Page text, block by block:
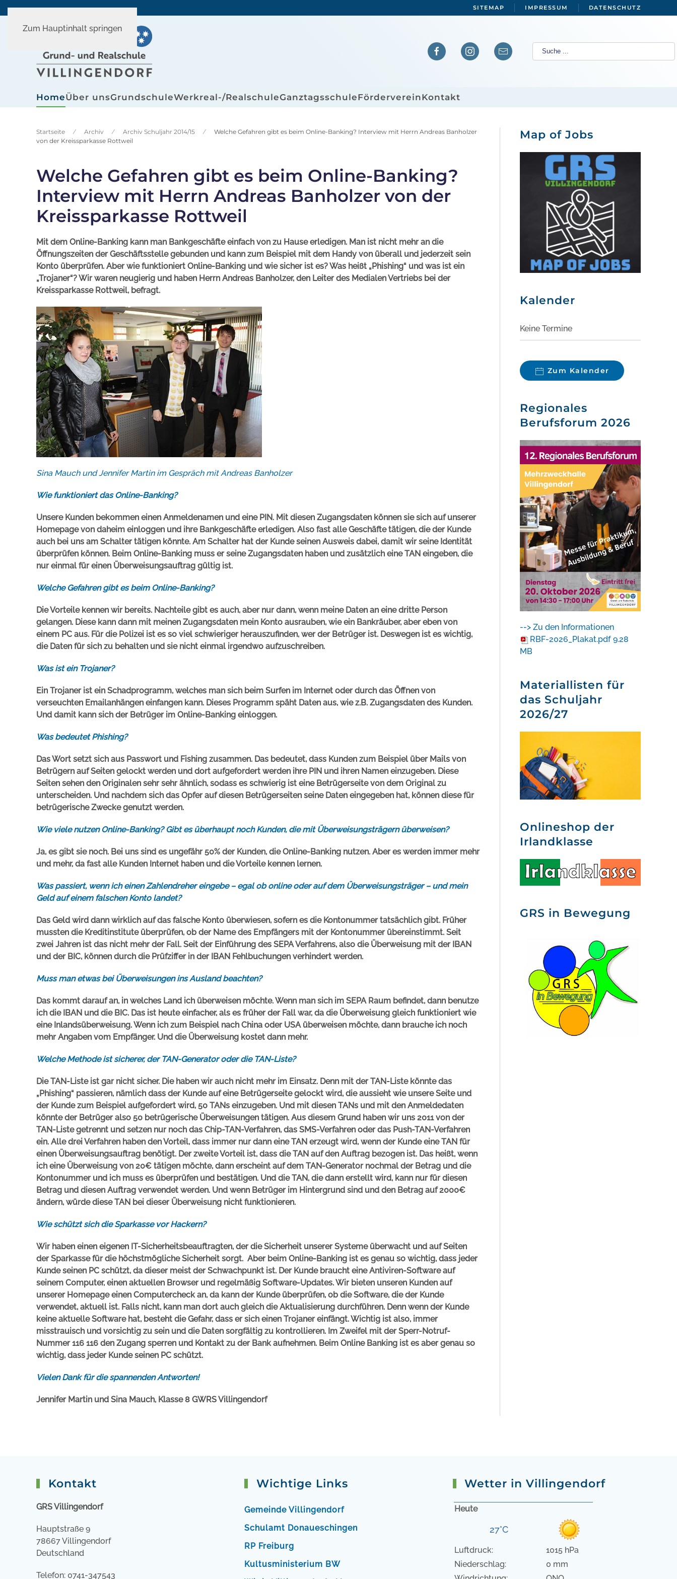
Zum Hauptinhalt springen
SITEMAP IMPRESSUM DATENSCHUTZ
HomeÜber unsGrundschuleWerkreal-/RealschuleGanztagsschuleFördervereinKontakt
Startseite Archiv Archiv Schuljahr 2014/15
Welche Gefahren gibt es beim Online-Banking? Interview mit Herrn Andreas Banholzer
von der Kreissparkasse Rottweil
Welche Gefahren gibt es beim Online-Banking?
Interview mit Herrn Andreas Banholzer von der
Kreissparkasse Rottweil
Mit dem Online-Banking kann man Bankgeschäfte einfach von zu Hause erledigen. Man ist nicht mehr an die
Öffnungszeiten der Geschäftsstelle gebunden und kann zum Beispiel mit dem Handy von überall und jederzeit sein
Konto überprüfen. Aber wie funktioniert Online-Banking und wie sicher ist es? Was heißt „Phishing“ und was ist ein
„Trojaner“? Wir waren neugierig und haben Herrn Andreas Banholzer, den Leiter des Medialen Vertriebs bei der
Kreissparkasse Rottweil, befragt.
Sina Mauch und Jennifer Martin im Gespräch mit Andreas Banholzer
Wie funktioniert das Online-Banking?
Unsere Kunden bekommen einen Anmeldenamen und eine PIN. Mit diesen Zugangsdaten können sie sich auf unserer
Homepage von daheim einloggen und ihre Bankgeschäfte erledigen. Also fast alle Geschäfte tätigen, die der Kunde
auch bei uns am Schalter tätigen könnte. Am Schalter hat der Kunde seinen Ausweis dabei, damit wir seine Identität
überprüfen können. Beim Online-Banking muss er seine Zugangsdaten haben und zusätzlich eine TAN eingeben, die
nur einmal für einen Überweisungsauftrag gültig ist.
Welche Gefahren gibt es beim Online-Banking?
Die Vorteile kennen wir bereits. Nachteile gibt es auch, aber nur dann, wenn meine Daten an eine dritte Person
gelangen. Diese kann dann mit meinen Zugangsdaten mein Konto ausrauben, wie ein Bankräuber, aber eben von
einem PC aus. Für die Polizei ist es so viel schwieriger herauszufinden, wer der Betrüger ist. Deswegen ist es wichtig,
die Daten für sich zu behalten und sie nicht einmal irgendwo aufzuschreiben.
Was ist ein Trojaner?
Ein Trojaner ist ein Schadprogramm, welches man sich beim Surfen im Internet oder durch das Öffnen von
verseuchten Emailanhängen einfangen kann. Dieses Programm späht Daten aus, wie z.B. Zugangsdaten des Kunden.
Und damit kann sich der Betrüger im Online-Banking einloggen.
Was bedeutet Phishing?
Das Wort setzt sich aus Passwort und Fishing zusammen. Das bedeutet, dass Kunden zum Beispiel über Mails von
Betrügern auf Seiten gelockt werden und dort aufgefordert werden ihre PIN und ihren Namen einzugeben. Diese
Seiten sehen den Originalen sehr sehr ähnlich, sodass es schwierig ist eine Betrügerseite von dem Original zu
unterscheiden. Und nachdem sich das Opfer auf diesen Betrügerseiten seine Daten eingegeben hat, können diese für
betrügerische Zwecke genutzt werden.
Wie viele nutzen Online-Banking? Gibt es überhaupt noch Kunden, die mit Überweisungsträgern überweisen?
Ja, es gibt sie noch. Bei uns sind es ungefähr 50% der Kunden, die Online-Banking nutzen. Aber es werden immer mehr
und mehr, da fast alle Kunden Internet haben und die Vorteile kennen lernen.
Was passiert, wenn ich einen Zahlendreher eingebe – egal ob online oder auf dem Überweisungsträger – und mein
Geld auf einem falschen Konto landet?
Das Geld wird dann wirklich auf das falsche Konto überwiesen, sofern es die Kontonummer tatsächlich gibt. Früher
mussten die Kreditinstitute überprüfen, ob der Name des Empfängers mit der Kontonummer übereinstimmt. Seit
zwei Jahren ist das nicht mehr der Fall. Seit der Einführung des SEPA Verfahrens, also die Überweisung mit der IBAN
und der BIC, können durch die Prüfziffer in der IBAN Fehlbuchungen verhindert werden.
Muss man etwas bei Überweisungen ins Ausland beachten?
Das kommt darauf an, in welches Land ich überweisen möchte. Wenn man sich im SEPA Raum befindet, dann benutze
ich die IBAN und die BIC. Das ist heute einfacher, als es früher der Fall war, da die Überweisung gleich funktioniert wie
eine Inlandsüberweisung. Wenn ich zum Beispiel nach China oder USA überweisen möchte, dann brauche ich noch
mehr Angaben vom Empfänger. Und die Überweisung kostet dann mehr.
Welche Methode ist sicherer, der TAN-Generator oder die TAN-Liste?
Die TAN-Liste ist gar nicht sicher. Die haben wir auch nicht mehr im Einsatz. Denn mit der TAN-Liste könnte das
„Phishing“ passieren, nämlich dass der Kunde auf eine Betrügerseite gelockt wird, die aussieht wie unsere Seite und
der Kunde zum Beispiel aufgefordert wird, 50 TANs einzugeben. Und mit diesen TANs und mit den Anmeldedaten
könnte der Betrüger also 50 betrügerische Überweisungen tätigen. Aus diesem Grund haben wir uns 2011 von der
TAN-Liste getrennt und setzen nur noch das Chip-TAN-Verfahren, das SMS-Verfahren oder das Push-TAN-Verfahren
ein. Alle drei Verfahren haben den Vorteil, dass immer nur dann eine TAN erzeugt wird, wenn der Kunde eine TAN für
einen Überweisungsauftrag benötigt. Der zweite Vorteil ist, dass die TAN auf den Auftrag bezogen ist. Das heißt, wenn
ich eine Überweisung von 20€ tätigen möchte, dann erscheint auf dem TAN-Generator nochmal der Betrag und die
Kontonummer und ich muss es überprüfen und bestätigen. Und die TAN, die dann erstellt wird, kann nur für diesen
Betrag und diesen Auftrag verwendet werden. Und wenn Betrüger im Hintergrund sind und den Betrag auf 2000€
ändern, würde diese TAN bei dieser Überweisung nicht funktionieren.
Wie schützt sich die Sparkasse vor Hackern?
Wir haben einen eigenen IT-Sicherheitsbeauftragten, der die Sicherheit unserer Systeme überwacht und auf Seiten
der Sparkasse für die höchstmögliche Sicherheit sorgt. Aber beim Online-Banking ist es genau so wichtig, dass jeder
Kunde seinen PC schützt, da dieser meist der Schwachpunkt ist. Der Kunde braucht eine Antiviren-Software auf
seinem Computer, einen aktuellen Browser und regelmäßig Software-Updates. Wir bieten unseren Kunden auf
unserer Homepage einen Computercheck an, da kann der Kunde überprüfen, ob die Software, die der Kunde
verwendet, aktuell ist. Falls nicht, kann man dort auch gleich die Aktualisierung durchführen. Denn wenn der Kunde
keine aktuelle Software hat, besteht die Gefahr, dass er sich einen Trojaner einfängt. Wichtig ist also, immer
misstrauisch und vorsichtig zu sein und die Daten sorgfältig zu kontrollieren. Im Zweifel mit der Sperr-Notruf-
Nummer 116 116 den Zugang sperren und Kontakt zu der Bank aufnehmen. Beim Online Banking ist es aber genau so
wichtig, dass jeder Kunde seinen PC schützt.
Vielen Dank für die spannenden Antworten!
Jennifer Martin und Sina Mauch, Klasse 8 GWRS Villingendorf
Map of Jobs
Kalender
Keine Termine
Zum Kalender
Regionales
Berufsforum 2026
--> Zu den Informationen
RBF-2026_Plakat.pdf 9.28
MB
Materiallisten für
das Schuljahr
2026/27
Onlineshop der
Irlandklasse
GRS in Bewegung
Kontakt
GRS Villingendorf
Hauptstraße 9
78667 Villingendorf
Deutschland
Telefon: 0741-347543
Wichtige Links
Gemeinde Villingendorf
Schulamt Donaueschingen
RP Freiburg
Kultusministerium BW
Wetter in Villingendorf
Heute
27°C
Luftdruck:
1015 hPa
Niederschlag:
0 mm